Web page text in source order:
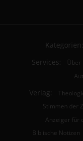
Kategorien:
Services: Über
Verlag:
Stimmen der
Anzeiger für
Biblische Notizen